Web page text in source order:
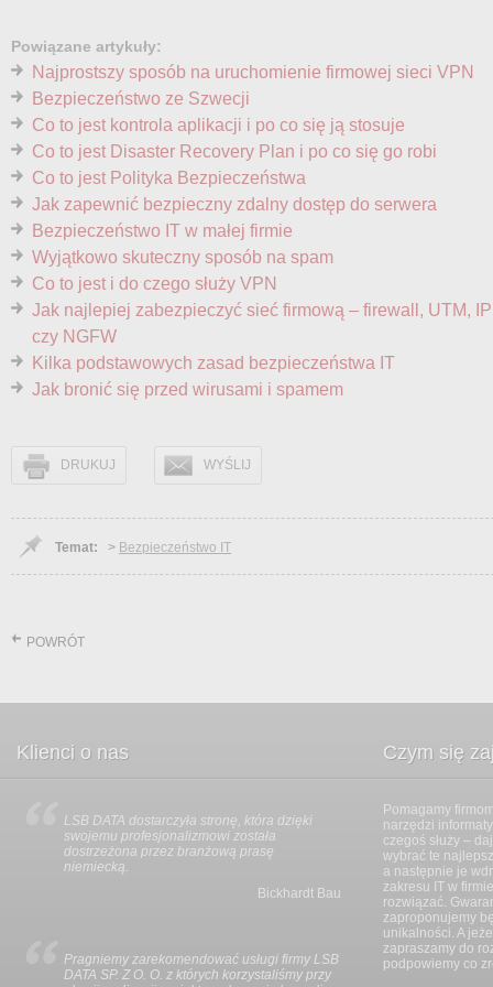
Powiązane artykuły:
Najprostszy sposób na uruchomienie firmowej sieci VPN
Bezpieczeństwo ze Szwecji
Co to jest kontrola aplikacji i po co się ją stosuje
Co to jest Disaster Recovery Plan i po co się go robi
Co to jest Polityka Bezpieczeństwa
Jak zapewnić bezpieczny zdalny dostęp do serwera
Bezpieczeństwo IT w małej firmie
Wyjątkowo skuteczny sposób na spam
Co to jest i do czego służy VPN
Jak najlepiej zabezpieczyć sieć firmową – firewall, UTM,
czy NGFW
Kilka podstawowych zasad bezpieczeństwa IT
Jak bronić się przed wirusami i spamem
DRUKUJ WYŚLIJ
Temat: > Bezpieczeństwo IT
POWRÓT
Klienci o nas Czym się
LSB DATA dostarczyła stronę, która dzięki
swojemu profesjonalizmowi została
dostrzeżona przez branżową prasę
niemiecką.
Bickhardt Bau
Pragniemy zarekomendować usługi firmy LSB
DATA SP. Z O. O. z których korzystaliśmy przy
Wszystkie prace
i zgodnie z
harmonijnie i bez
LSB DATA
Na projekt
graficznej
Pomagamy
narzędzi
czegoś służy –
wybrać te
a następnie je
zakresu IT w
rozwiązać.
zaproponujemy
unikalności. A
zapraszamy do
podpowiemy co